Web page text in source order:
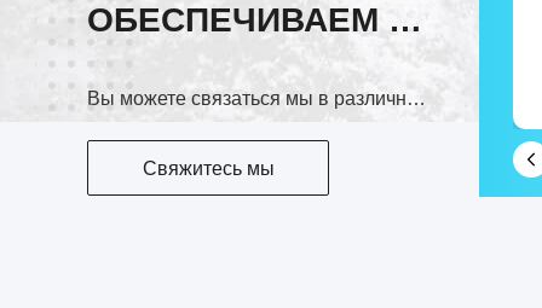
ОБЕСПЕЧИВАЕМ
самое лучшее
обслуживание!
Вы можете связаться мы в различных путях
Свяжитесь мы
WeChat
008613694255921